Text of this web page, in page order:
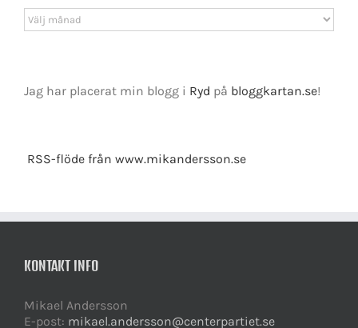
Arkiv
Jag har placerat min blogg i Ryd på bloggkartan.se!
RSS-flöde från www.mikandersson.se
KONTAKT INFO
Mikael Andersson
E-post: mikael.andersson@centerpartiet.se